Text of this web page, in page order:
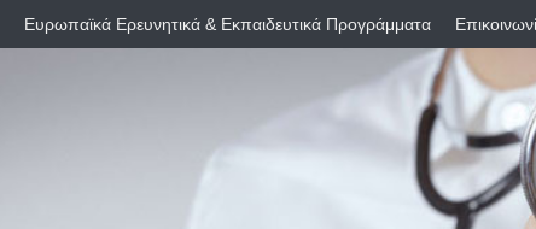
Ευρωπαϊκά Ερευνητικά & Εκπαιδευτικά Προγράμματα